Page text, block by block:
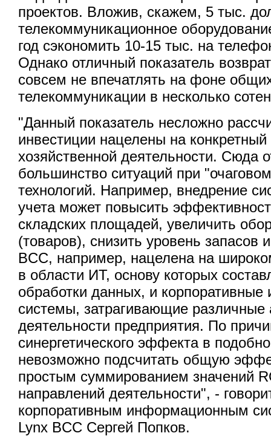
проектов. Вложив, скажем, 5 тыс.
телекоммуникационное
год сэкономить 10-15 тыс. на
Однако отличный показатель
совсем не впечатлять на фоне
телекоммуникации в несколько
"Данный показатель несложно
инвестиции нацелены на конкретный
хозяйственной деятельности. Сюда
большинство ситуаций при
технологий. Например, внедрение
учета может повысить
складских площадей, увеличить
(товаров), снизить уровень запасов
BCC, например, нацелена на
в области ИТ, основу которых
обработки данных, и
системы, затрагивающие различные
деятельности предприятия. По
синергетического эффекта в
невозможно подсчитать общую
простым суммированием значений
направлений деятельности", -
корпоративным информационным
Lynx BCC Сергей Попков.